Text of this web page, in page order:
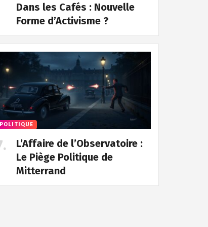
Dans les Cafés : Nouvelle
Forme d’Activisme ?
POLITIQUE
L’Affaire de l’Observatoire :
Le Piège Politique de
Mitterrand